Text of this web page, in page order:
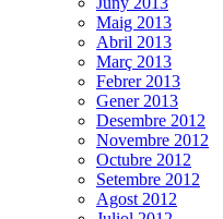
Maig 2013
Abril 2013
Març 2013
Febrer 2013
Gener 2013
Desembre 2012
Novembre 2012
Octubre 2012
Setembre 2012
Agost 2012